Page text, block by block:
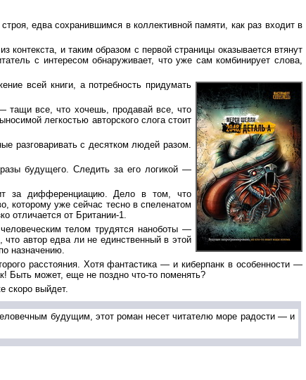
едва сохранившимся в коллективной памяти, как раз входит в
и таким образом с первой страницы оказывается втянут
с интересом обнаруживает, что уже сам комбинирует слова,
всей книги, а потребность придумать
тащи все, что хочешь, продавай все, что
легкостью авторского слога стоит
разговаривать с десятком людей разом.
будущего. Следить за его логикой —
за дифференциацию. Дело в том, что
которому уже сейчас тесно в спеленатом
отличается от Британии-1.
телом трудятся наноботы —
что автор едва ли не единственный в этой
назначению.
расстояния. Хотя фантастика — и киберпанк в особенности —
Быть может, еще не поздно что-то поменять?
скоро выйдет.
будущим, этот роман несет читателю море радости — и